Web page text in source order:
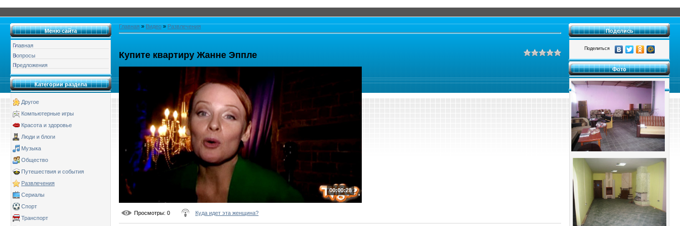
Меню сайта
Главная
Вопросы
Предложения
Категории раздела
Другое
Компьютерные игры
Красота и здоровье
Люди и блоги
Музыка
Общество
Путешествия и события
Развлечения
Сериалы
Спорт
Транспорт
Главная » Видео » Развлечения
Купите квартиру Жанне Эппле
00:00:28
Просмотры: 0 Куда идет эта женщина?
Поделись
Поделиться
Фото